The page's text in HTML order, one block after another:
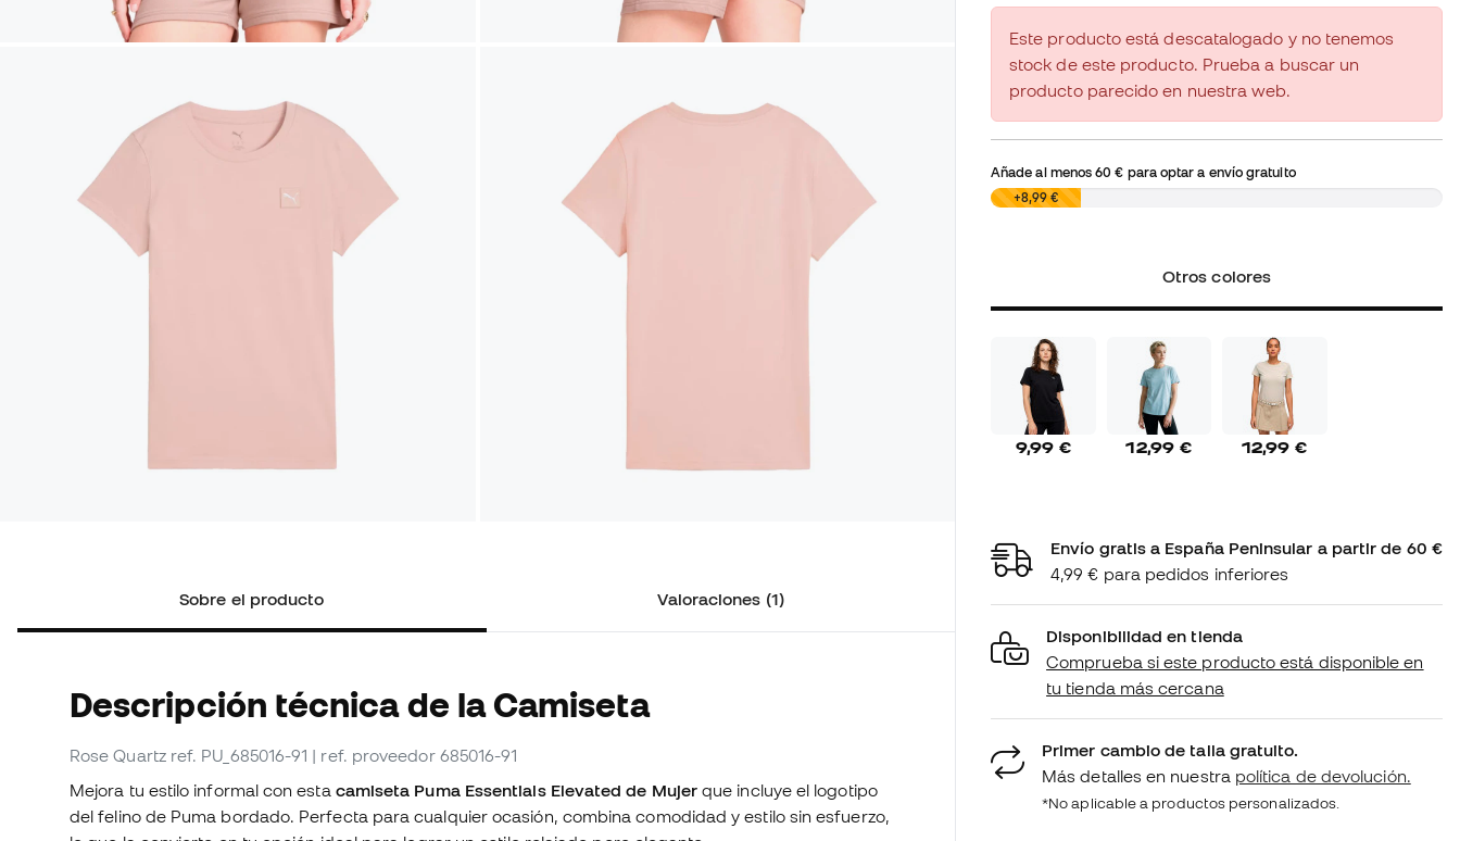
Sobre el producto Valoraciones (1)
Descripción técnica de la Camiseta
Rose Quartz ref. PU_685016-91 | ref. proveedor 685016-91
Mejora tu estilo informal con esta camiseta Puma Essentials Elevated de Mujerque incluye el logotipo
del felino de Puma bordado. Perfecta para cualquier ocasión, combina comodidad y estilo sin esfuerzo,
Este producto está descatalogado y no tenemos
stock de este producto. Prueba a buscar un
producto parecido en nuestra web.
Añade al menos60 € para optar a envío gratuito
0,00 €+8,99 €
Otros colores
9,99 € 12,99 € 12,99 €
Envío gratis a España Peninsular a partir de 60 €
4,99 € para pedidos inferiores
Disponibilidad en tienda
Comprueba si este producto está disponible en
tu tienda más cercana
Primer cambio de talla gratuito.
Más detalles en nuestra política de devolución.
*No aplicable a productos personalizados.